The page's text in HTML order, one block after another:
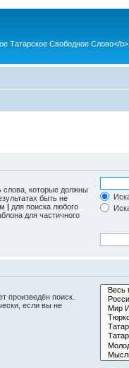
Татарское Свободное Слово</b>
слова, которые должны
быть не
| для поиска любого
для частичного
произведён поиск.
если вы не